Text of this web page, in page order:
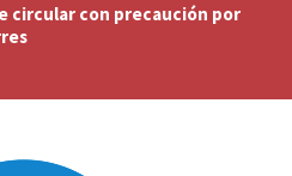
circular con precaución por